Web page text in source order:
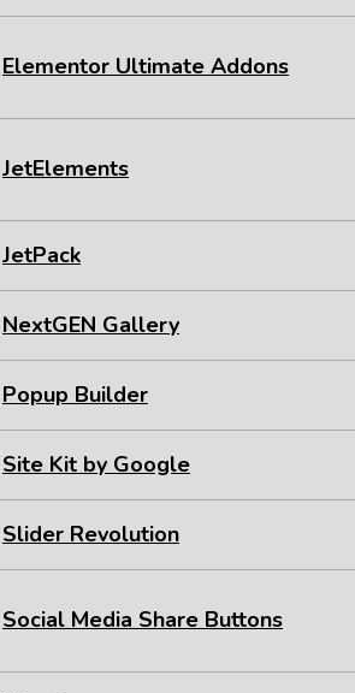
Elementor Ultimate Addons
JetElements
JetPack
NextGEN Gallery
Popup Builder
Site Kit by Google
Slider Revolution
Social Media Share Buttons